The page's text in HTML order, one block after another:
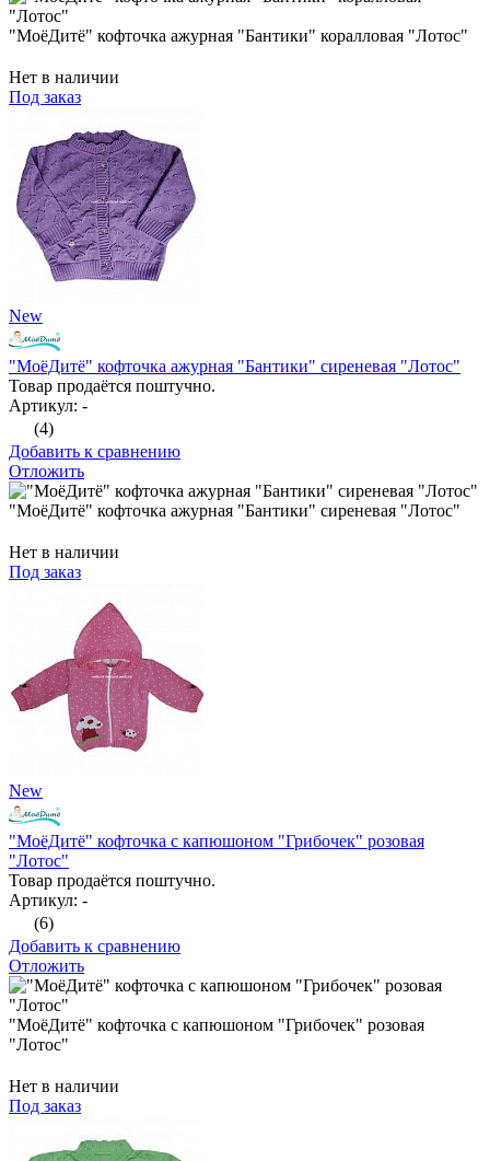
"МоёДитё" кофточка ажурная "Бантики" коралловая "Лотос"
Нет в наличии
Под заказ
New
"МоёДитё" кофточка ажурная "Бантики" сиреневая "Лотос"
Товар продаётся поштучно.
Артикул: -
(4)
Добавить к сравнению
Отложить
"МоёДитё" кофточка ажурная "Бантики" сиреневая "Лотос"
Нет в наличии
Под заказ
New
"МоёДитё" кофточка с капюшоном "Грибочек" розовая
"Лотос"
Товар продаётся поштучно.
Артикул: -
(6)
Добавить к сравнению
Отложить
"МоёДитё" кофточка с капюшоном "Грибочек" розовая
"Лотос"
Нет в наличии
Под заказ